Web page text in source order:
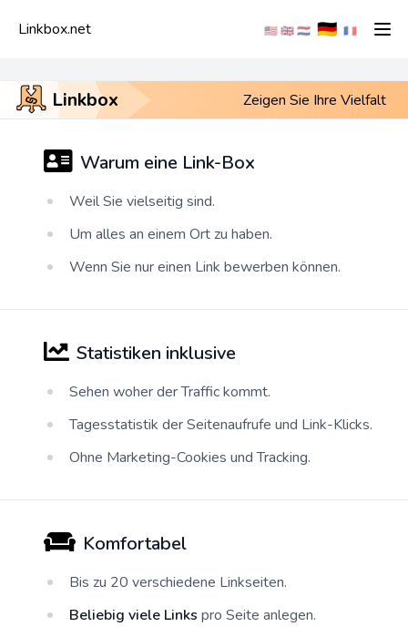
Linkbox.net 🇺🇸🇬🇧🇳🇱 🇩🇪 🇫🇷
Linkbox Zeigen Sie Ihre Vielfalt
Warum eine Link-Box
Weil Sie vielseitig sind.
Um alles an einem Ort zu haben.
Wenn Sie nur einen Link bewerben können.
Statistiken inklusive
Sehen woher der Traffic kommt.
Tagesstatistik der Seitenaufrufe und Link-Klicks.
Ohne Marketing-Cookies und Tracking.
Komfortabel
Bis zu 20 verschiedene Linkseiten.
Beliebig viele Links pro Seite anlegen.